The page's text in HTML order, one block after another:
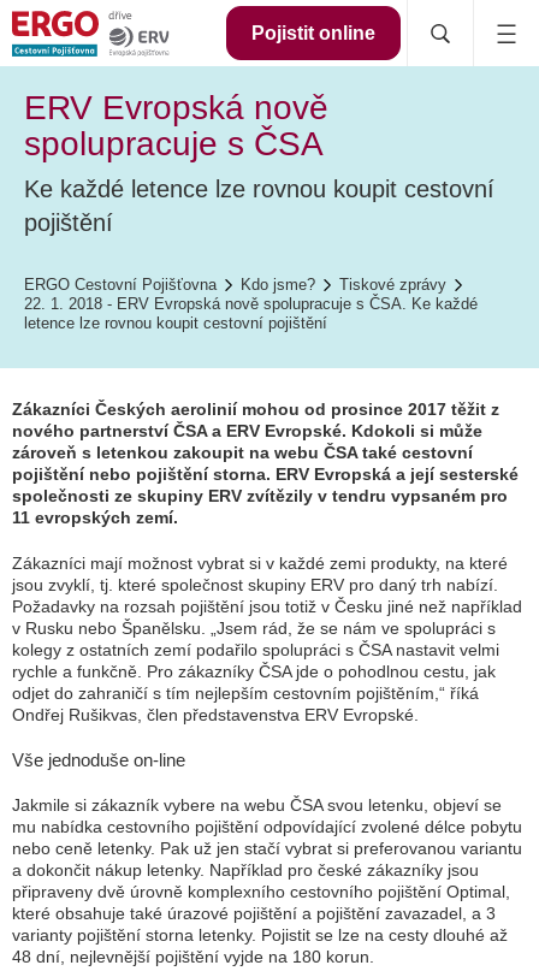
Pojistit online
ERV Evropská nově
spolupracuje s ČSA
Ke každé letence lze rovnou koupit cestovní
pojištění
ERGO Cestovní Pojišťovna Kdo jsme?
Tiskové zprávy
22. 1. 2018 - ERV Evropská nově spolupracuje s ČSA. Ke každé
letence lze rovnou koupit cestovní pojištění
Zákazníci Českých aerolinií mohou od prosince 2017 těžit z
nového partnerství ČSA a ERV Evropské. Kdokoli si může
zároveň s letenkou zakoupit na webu ČSA také cestovní
pojištěnínebo pojištění storna. ERV Evropská a její sesterské
společnosti ze skupiny ERV zvítězily v tendru vypsaném pro
11 evropských zemí.
Zákazníci mají možnost vybrat si v každé zemi produkty, na které
jsou zvyklí, tj. které společnost skupiny ERV pro daný trh nabízí.
Požadavky na rozsah pojištění jsou totiž v Česku jiné než například
v Rusku nebo Španělsku.
„Jsem rád, že se nám ve spolupráci s
kolegy z ostatních zemí podařilo spolupráci s ČSA nastavit velmi
rychle a funkčně. Pro zákazníky ČSA jde o pohodlnou cestu, jak
odjet do zahraničí s tím nejlepším cestovním pojištěním,“ říká
Ondřej Rušikvas, člen představenstva ERV Evropské.
Vše jednoduše on-line
Jakmile si zákazník vybere na webu ČSA svou letenku, objeví se
mu nabídka cestovního pojištění odpovídající zvolené délce pobytu
nebo ceně letenky. Pak už jen stačí vybrat si preferovanou variantu
a dokončit nákup letenky. Například pro české zákazníky jsou
připraveny dvě úrovně komplexního cestovního pojištění Optimal,
které obsahuje také úrazové pojištění a pojištění zavazadel, a 3
varianty pojištění storna letenky. Pojistit se lze na cesty dlouhé až
48 dní, nejlevnější pojištění vyjde na 180 korun.